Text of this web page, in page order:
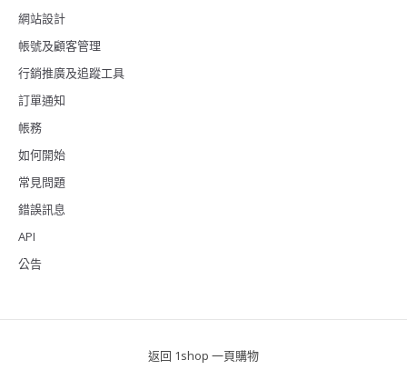
網站設計
帳號及顧客管理
行銷推廣及追蹤工具
訂單通知
帳務
如何開始
常見問題
錯誤訊息
API
公告
返回 1shop 一頁購物